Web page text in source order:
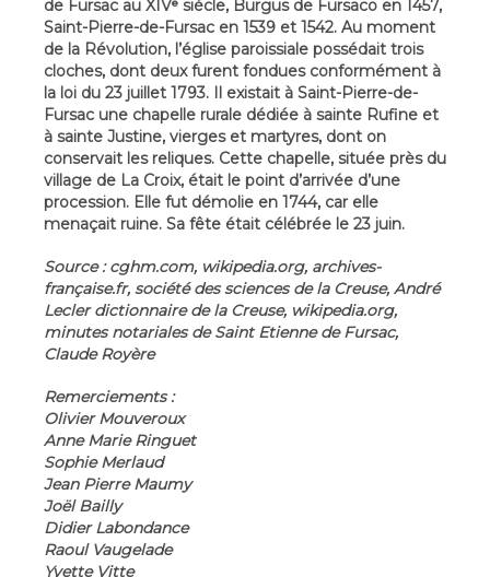
de Fursac au XIVᵉ siècle, Burgus de Fursaco en 1457,
Saint-Pierre-de-Fursac en 1539 et 1542. Au moment
de la Révolution, l’église paroissiale possédait trois
cloches, dont deux furent fondues conformément à
la loi du 23 juillet 1793. Il existait à Saint-Pierre-de-
Fursac une chapelle rurale dédiée à sainte Rufine et
à sainte Justine, vierges et martyres, dont on
conservait les reliques. Cette chapelle, située près du
village de La Croix, était le point d’arrivée d’une
procession. Elle fut démolie en 1744, car elle
menaçait ruine. Sa fête était célébrée le 23 juin.
Source : cghm.com, wikipedia.org, archives-
française.fr, société des sciences de la Creuse, André
Lecler dictionnaire de la Creuse, wikipedia.org,
minutes notariales de Saint Etienne de Fursac,
Claude Royère
Remerciements :
Olivier Mouveroux
Anne Marie Ringuet
Sophie Merlaud
Jean Pierre Maumy
Joël Bailly
Didier Labondance
Raoul Vaugelade
Yvette Vitte